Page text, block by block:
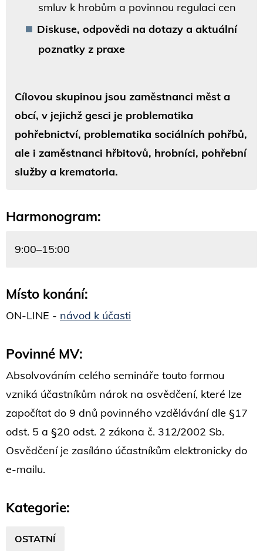
smluv k hrobům a povinnou regulaci cen
Diskuse, odpovědi na dotazy a aktuální
poznatky z praxe
Cílovou skupinou jsou zaměstnanci měst a
obcí, v jejichž gesci je problematika
pohřebnictví, problematika sociálních pohřbů,
ale i zaměstnanci hřbitovů, hrobníci, pohřební
služby a krematoria.
Harmonogram:
9:00–15:00
Místo konání:
ON-LINE - návod k účasti
Povinné MV:
Absolvováním celého semináře touto formou
vzniká účastníkům nárok na osvědčení, které lze
započítat do 9 dnů povinného vzdělávání dle §17
odst. 5 a §20 odst. 2 zákona č. 312/2002 Sb.
Osvědčení je zasíláno účastníkům elektronicky do
e-mailu.
Kategorie:
OSTATNÍ